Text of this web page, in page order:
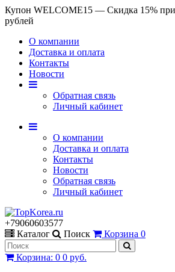
Купон WELCOME15 — Скидка 15% при
рублей
О компании
Доставка и оплата
Контакты
Новости
Обратная связь
Личный кабинет
О компании
Доставка и оплата
Контакты
Новости
Обратная связь
Личный кабинет
+79060603577
Каталог
Поиск Корзина 0
Корзина: 0 0 руб.